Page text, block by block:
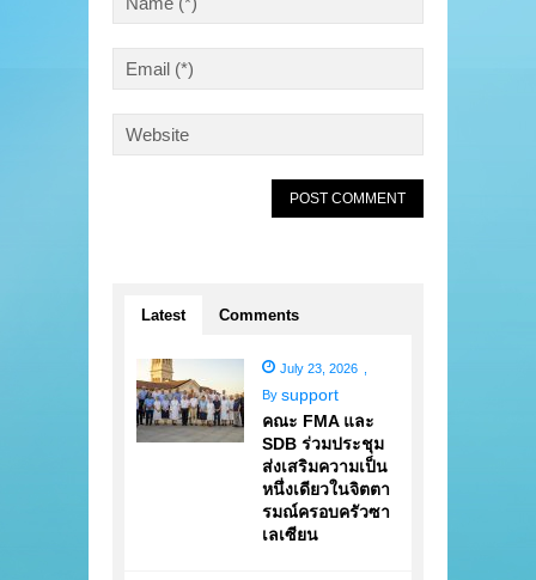
Latest Comments
July 23, 2026
By support
คณะ FMA และ
SDB ร่วมประชุม
ส่งเสริมความเป็น
หนึ่งเดียวในจิตตา
รมณ์ครอบครัวซา
เลเซียน